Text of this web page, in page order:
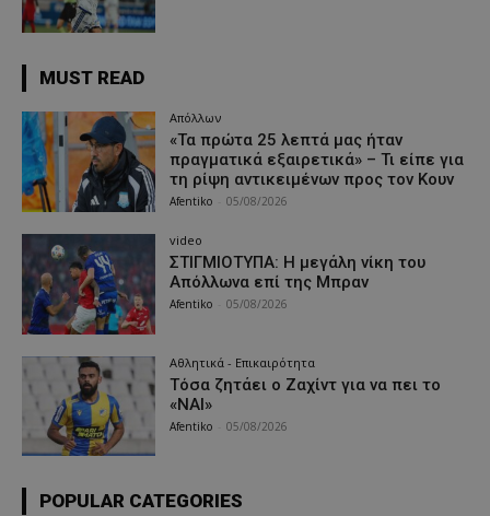
MUST READ
Απόλλων
«Τα πρώτα 25 λεπτά μας ήταν
πραγματικά εξαιρετικά» – Τι είπε για
τη ρίψη αντικειμένων προς τον Κουν
Afentiko 05/08/2026
video
ΣΤΙΓΜΙΟΤΥΠΑ: Η μεγάλη νίκη του
Απόλλωνα επί της Μπραν
Afentiko 05/08/2026
Αθλητικά - Επικαιρότητα
Τόσα ζητάει ο Ζαχίντ για να πει το
«ΝΑΙ»
Afentiko 05/08/2026
POPULAR CATEGORIES